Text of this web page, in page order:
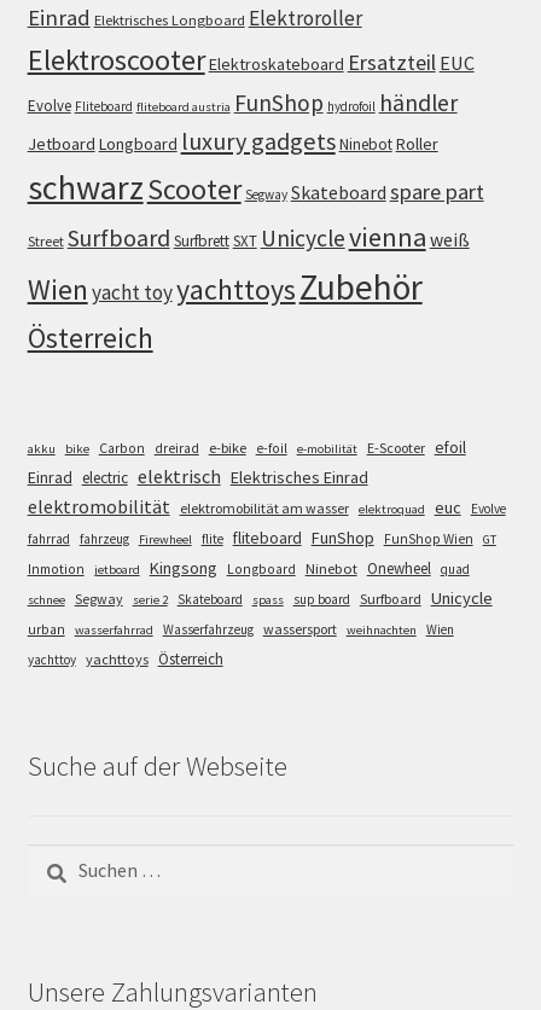
Einrad Elektrisches Longboard Elektroroller
ElektroscooterElektroskateboard Ersatzteil EUC
Evolve Fliteboard fliteboard austria FunShop hydrofoil händler
Jetboard Longboard luxury gadgetsNinebotRoller
schwarzScooter Segway Skateboard spare part
Street Surfboard SurfbrettSXT Unicyclevienna weiß
Wien yacht toyyachttoysZubehör
Österreich
akku bike Carbon dreirad e-bike e-foil e-mobilität E-Scooter efoil
Einrad electric elektrisch Elektrisches Einrad
elektromobilität elektromobilität am wasser elektroquad euc
Evolve
fahrrad
fahrzeug Firewheel flite fliteboard FunShop FunShop Wien GT
Inmotion jetboard Kingsong Longboard Ninebot Onewheel quad
schnee Segway serie 2 Skateboard spass sup board Surfboard Unicycle
urban wasserfahrrad Wasserfahrzeug wassersport weihnachten
Wien
yachttoy yachttoys Österreich
Suche auf der Webseite
nach:
Unsere Zahlungsvarianten